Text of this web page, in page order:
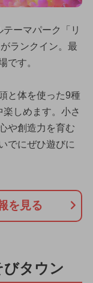
ーマパーク「リ
ランクイン。最
です。
と体を使った9種
しめます。小さ
や創造力を育む
でにぜひ遊びに
を見る
びタウン